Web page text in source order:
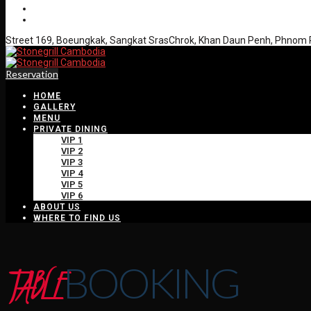
Street 169, Boeungkak, Sangkat SrasChrok, Khan Daun Penh, Phnom
Reservation
HOME
GALLERY
MENU
PRIVATE DINING
VIP 1
VIP 2
VIP 3
VIP 4
VIP 5
VIP 6
ABOUT US
WHERE TO FIND US
TABLEBOOKING